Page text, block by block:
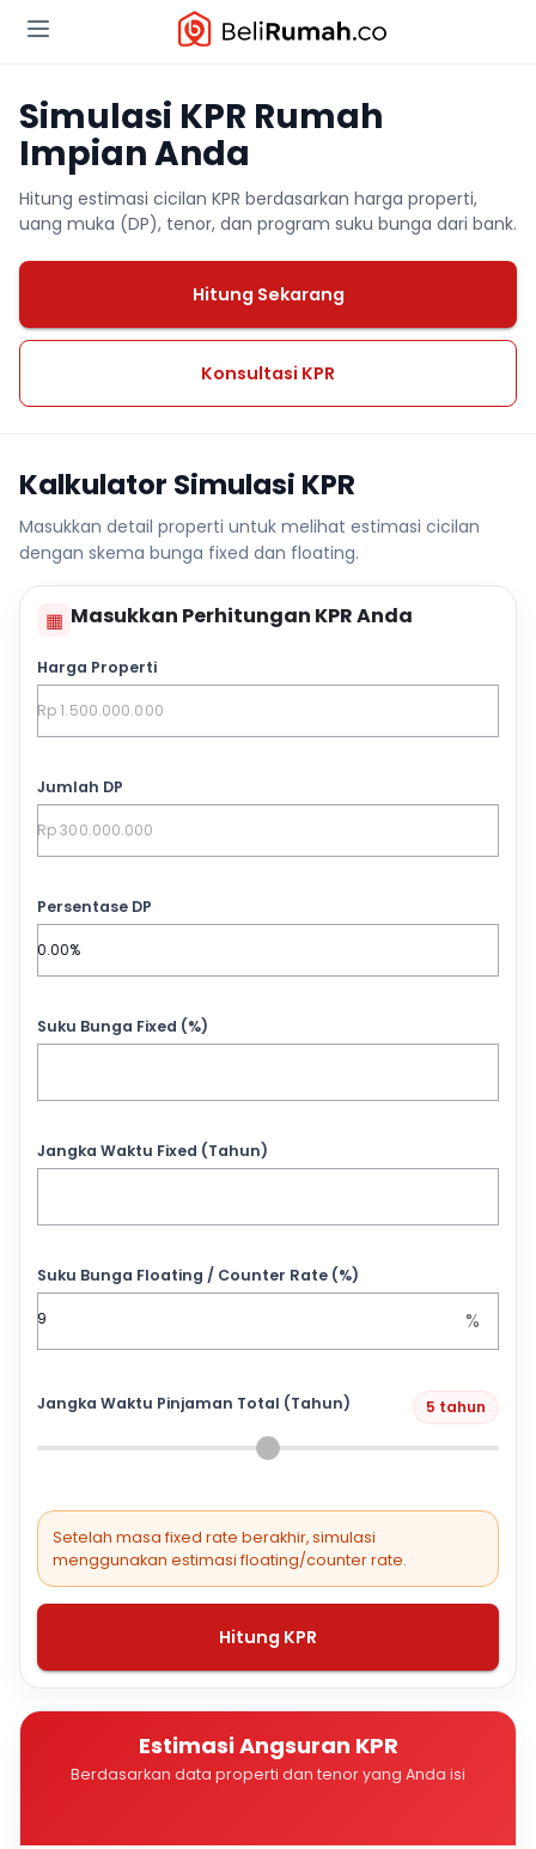
Simulasi KPR Rumah
Impian Anda
Hitung estimasi cicilan KPR berdasarkan harga properti,
uang muka (DP), tenor, dan program suku bunga dari bank.
Hitung Sekarang
Konsultasi KPR
Kalkulator Simulasi KPR
Masukkan detail properti untuk melihat estimasi cicilan
dengan skema bunga fixed dan floating.
▦ Masukkan Perhitungan KPR Anda
Harga Properti
Jumlah DP
Persentase DP
Suku Bunga Fixed (%)
Jangka Waktu Fixed (Tahun)
Suku Bunga Floating / Counter Rate (%)
%
Jangka Waktu Pinjaman Total (Tahun) 5 tahun
Setelah masa fixed rate berakhir, simulasi
menggunakan estimasi floating/counter rate.
Hitung KPR
Estimasi Angsuran KPR
Berdasarkan data properti dan tenor yang Anda isi